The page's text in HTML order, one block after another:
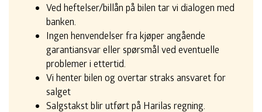
Ved heftelser/billån på bilen tar vi dialogen med
banken.
Ingen henvendelser fra kjøper angående
garantiansvar eller spørsmål ved eventuelle
problemer i ettertid.
Vi henter bilen og overtar straks ansvaret for
salget
Salgstakst blir utført på Harilas regning.